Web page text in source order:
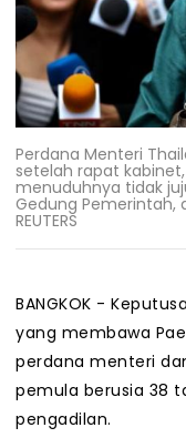
Perdana Menteri
setelah rapat
menuduhnya tidak
Gedung Pemerintah,
REUTERS
BANGKOK -
yang membawa
perdana menteri
pemula berusia 38
pengadilan.